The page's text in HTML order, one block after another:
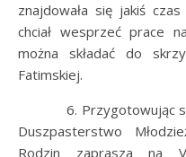
znajdowała się jakiś
chciał wesprzeć prace
można składać do
Fatimskiej.
6. Przygotowując się
Duszpasterstwo
Rodzin zaprasza na